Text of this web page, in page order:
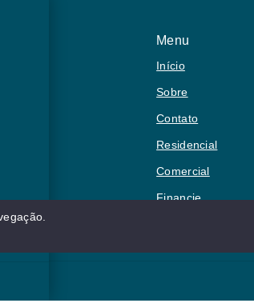
Menu
Início
Sobre
Contato
Residencial
Comercial
Financie